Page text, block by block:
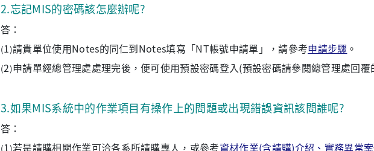
2.忘記MIS的密碼該怎麼辦呢?
答：
(1)請貴單位使用Notes的同仁到Notes填寫「NT帳號申請單」，請參考申請步驟 。
(2)申請單經總管理處處理完後，便可使用預設密碼登入(預設密碼請參閱總管理處回覆
3.如果MIS系統中的作業項目有操作上的問題或出現錯誤資訊該問誰呢?
答：
(1)若是請購相關作業可洽各系所請購專人，或參考資材作業(含請購)介紹、實務異常